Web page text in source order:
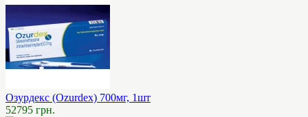
Озурдекс (Ozurdex) 700мг, 1шт
52795 грн.